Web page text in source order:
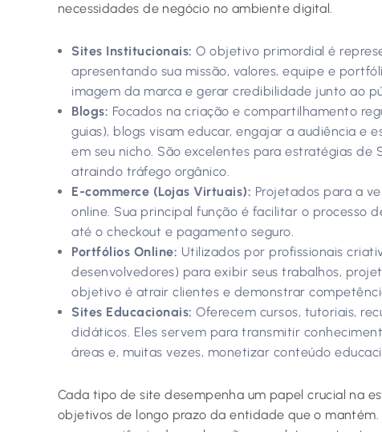
necessidades de negócio no ambiente digital.
Sites Institucionais: O objetivo primordial é
apresentando sua missão, valores, equipe e
imagem da marca e gerar credibilidade junto ao
Blogs: Focados na criação e compartilhamento
guias), blogs visam educar, engajar a audiência e
em seu nicho. São excelentes para estratégias de
atraindo tráfego orgânico.
E-commerce (Lojas Virtuais): Projetados para a
online. Sua principal função é facilitar o processo
até o checkout e pagamento seguro.
Portfólios Online: Utilizados por profissionais
desenvolvedores) para exibir seus trabalhos,
objetivo é atrair clientes e demonstrar
Sites Educacionais: Oferecem cursos, tutoriais,
didáticos. Eles servem para transmitir
áreas e, muitas vezes, monetizar conteúdo
Cada tipo de site desempenha um papel crucial na
objetivos de longo prazo da entidade que o